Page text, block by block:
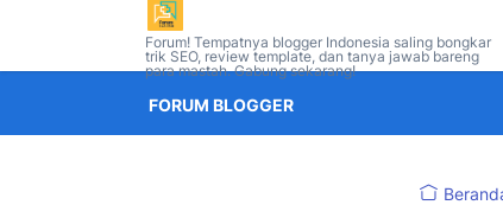
Forum! Tempatnya blogger Indonesia saling bongkar
trik SEO, review template, dan tanya jawab bareng
para mastah. Gabung sekarang!
FORUM BLOGGER